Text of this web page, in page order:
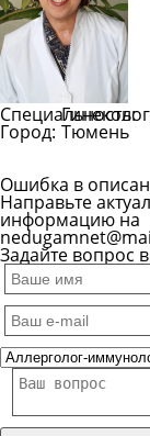
Специальность:
Город: Тюмень
Ошибка в
Направьте
информацию на
Задайте вопрос